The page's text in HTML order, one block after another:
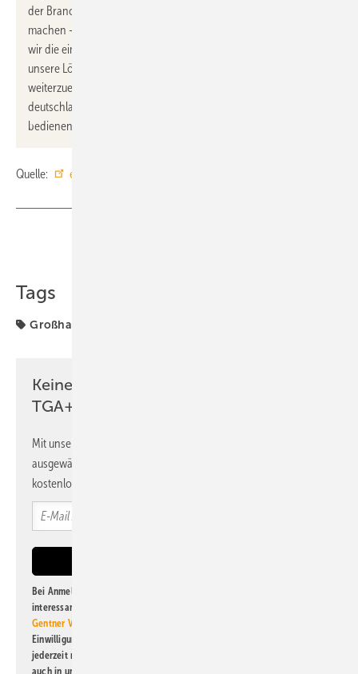
der Branche die Vorteile von Homematic IP verfügbar zu
machen - individuell, persönlich und engagiert. Zudem möchten
wir die einmalige Expertise von Richter+Frenzel nutzen, um
unsere Lösungen für den SHK-Bereich zielgerichtet
weiterzuentwickeln. Wir freuen uns, das Fachhandwerk nun
deutschlandweit, flächendeckend mit unseren Produkten
bedienen zu können.“
Quelle: eQ-3
Tags
Großhandel
Keine Zeit? Kein Problem mit dem
TGA+E Newsletter!
Mit unserem Newsletter erhalten Sie regelmäßig von uns
ausgewählte Informationen und Neuigkeiten, gebündelt und
kostenlos direkt ins Postfach.
Bei Anmeldung zu diesem Newsletter bin ich damit einverstanden, über
interessante Verlags- und Online-Angebote
Gentner Verlag GmbH & Co. KG
Einwilligung kann ich jederzeit widerrufen und eine Abmeldung ist
jederzeit möglich. Informationen zum Umgang mit Daten finden Sie
auch in unserer